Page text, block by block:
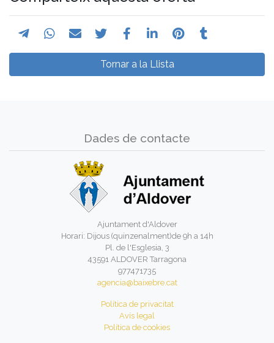
Tornar a la Llista
Dades de contacte
Ajuntament d'Aldover
Horari: Dijous (quinzenalment)de 9h a 14h
Pl. de l'Esglesia, 3
43591 ALDOVER Tarragona
977471735
agencia@baixebre.cat
Política de privacitat
Avís legal
Política de cookies